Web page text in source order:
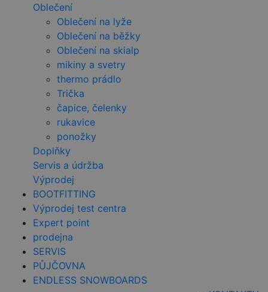
Oblečení
Oblečení na lyže
Oblečení na běžky
Oblečení na skialp
mikiny a svetry
thermo prádlo
Trička
čapice, čelenky
rukavice
ponožky
Doplňky
Servis a údržba
Výprodej
BOOTFITTING
Výprodej test centra
Expert point
prodejna
SERVIS
PŮJČOVNA
ENDLESS SNOWBOARDS